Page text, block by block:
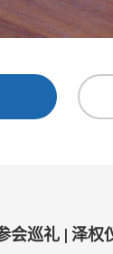
会巡礼 | 泽权